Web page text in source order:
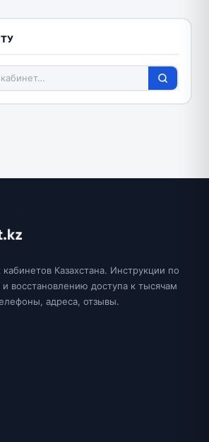
Казахстана. Инструкции по
и восстановлению доступа к тысячам
адреса, отзывы.